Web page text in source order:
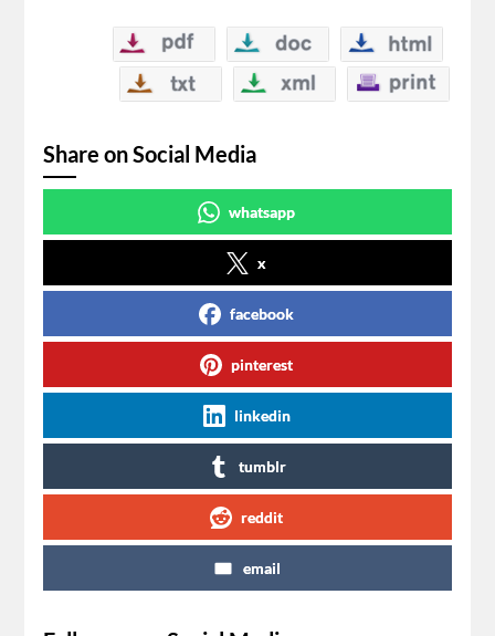
Share on Social Media
whatsapp
x
facebook
pinterest
linkedin
tumblr
reddit
email